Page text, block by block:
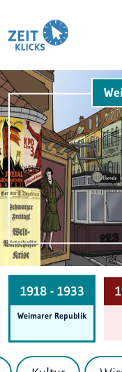
Biographien
1918 - 1933
Weimarer Republik